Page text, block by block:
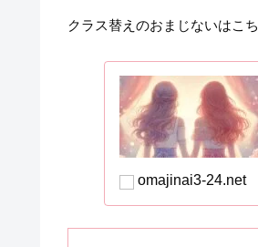
クラス替えのおまじないはこ
omajinai3-24.net